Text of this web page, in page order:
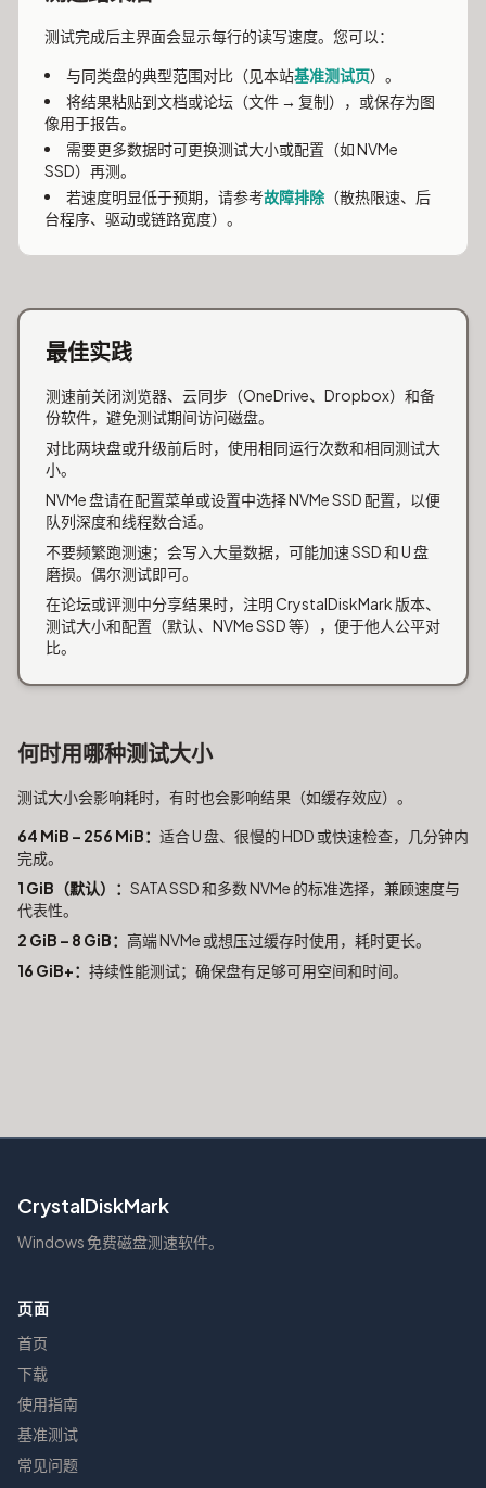
测试完成后主界面会显示每行的读写速度。您可以：
与同类盘的典型范围对比（见本站基准测试页）。
将结果粘贴到文档或论坛（文件 → 复制），或保存为图
像用于报告。
需要更多数据时可更换测试大小或配置（如 NVMe
SSD）再测。
若速度明显低于预期，请参考故障排除（散热限速、后
台程序、驱动或链路宽度）。
最佳实践
测速前关闭浏览器、云同步（OneDrive、Dropbox）和备
份软件，避免测试期间访问磁盘。
对比两块盘或升级前后时，使用相同运行次数和相同测试大
小。
NVMe 盘请在配置菜单或设置中选择 NVMe SSD 配置，以便
队列深度和线程数合适。
不要频繁跑测速；会写入大量数据，可能加速 SSD 和 U 盘
磨损。偶尔测试即可。
在论坛或评测中分享结果时，注明 CrystalDiskMark 版本、
测试大小和配置（默认、NVMe SSD 等），便于他人公平对
比。
何时用哪种测试大小
测试大小会影响耗时，有时也会影响结果（如缓存效应）。
64 MiB – 256 MiB： 适合 U 盘、很慢的 HDD 或快速检查，几分钟内
完成。
1 GiB（默认）： SATA SSD 和多数 NVMe 的标准选择，兼顾速度与
代表性。
2 GiB – 8 GiB： 高端 NVMe 或想压过缓存时使用，耗时更长。
16 GiB+： 持续性能测试；确保盘有足够可用空间和时间。
CrystalDiskMark
Windows 免费磁盘测速软件。
页面
首页
下载
使用指南
基准测试
常见问题